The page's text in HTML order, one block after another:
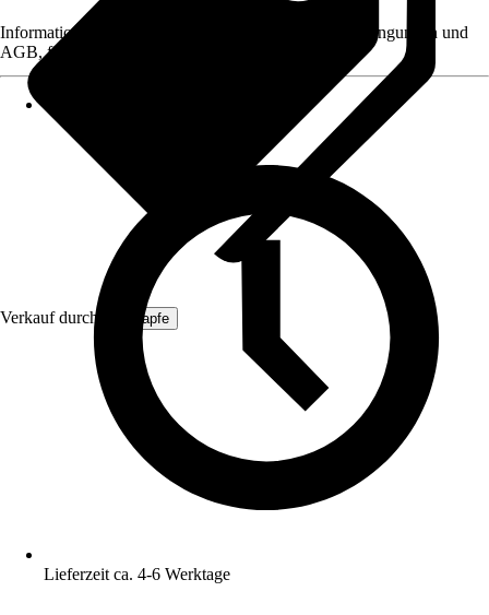
Verkauf durch: ich-zapfe
Informationen des Verkäufers, wie z. B. Rückgabebedingungen und
AGB, finden Sie bei Klick auf den Verkäufernamen.
Lieferzeit ca. 4-6 Werktage